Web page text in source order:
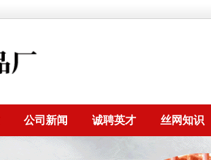
公司新闻 诚聘英才 丝网知识